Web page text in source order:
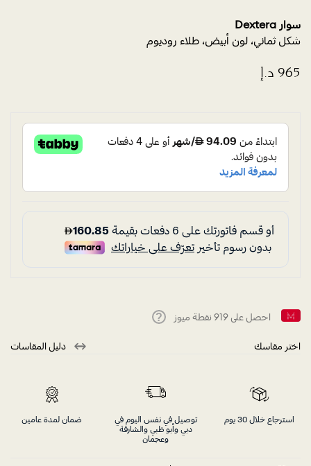
سوار Dextera
شكل ثماني، لون أبيض، طلاء روديوم
احصل على 919 نقطة ميوز
اختر مقاسك
دليل المقاسات
استرجاع خلال 30 يوم
توصيل في نفس اليوم في
دبي وأبو ظبي والشارقة
وعجمان
ضمان لمدة عامين